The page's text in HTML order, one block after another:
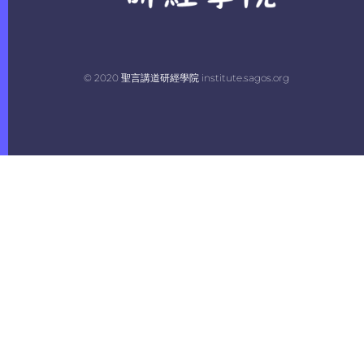
© 2020 聖言講道研經學院 institute.sagos.org